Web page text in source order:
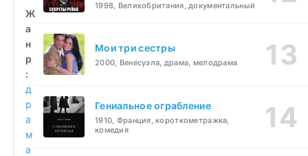
Ж
а
н
р
:
д
р
а
м
а
1998, Великобритания, документальный
Мои три сестры
2000, Венесуэла, драма, мелодрама
Гениальное ограбление
1910, Франция, короткометражка,
комедия